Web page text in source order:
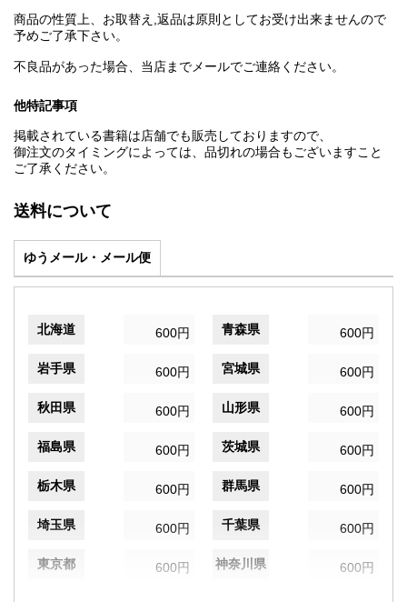
商品の性質上、お取替え,返品は原則としてお受け出来ませんので
予めご了承下さい。
不良品があった場合、当店までメールでご連絡ください。
他特記事項
掲載されている書籍は店舗でも販売しておりますので、
御注文のタイミングによっては、品切れの場合もございますこと
ご了承ください。
送料について
ゆうメール・メール便
北海道 600円 青森県 600円
岩手県 600円 宮城県 600円
秋田県 600円 山形県 600円
福島県 600円 茨城県 600円
栃木県 600円 群馬県 600円
埼玉県 600円 千葉県 600円
東京都 600円 神奈川県 600円